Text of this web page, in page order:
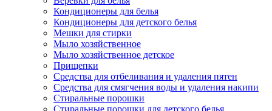
Кондиционеры для белья
Кондиционеры для детского белья
Мешки для стирки
Мыло хозяйственное
Мыло хозяйственное детское
Прищепки
Средства для отбеливания и удаления пятен
Средства для смягчения воды и удаления накипи
Стиральные порошки
Стиральные порошки для детского белья